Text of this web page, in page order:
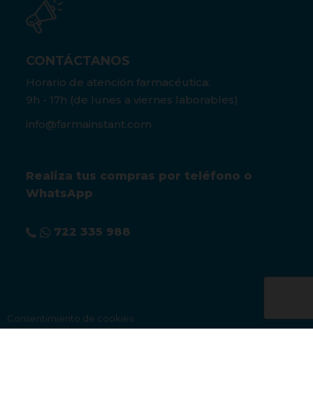
CONTÁCTANOS
Horario de atención farmacéutica:
9h - 17h (de lunes a viernes laborables)
info@farmainstant.com
Realiza tus compras por teléfono o
WhatsApp
722 335 988
Consentimiento de cookies